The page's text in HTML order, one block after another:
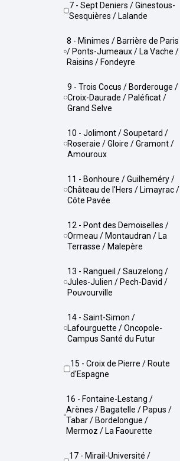
7 - Sept Deniers / Ginestous-
Sesquières / Lalande
8 - Minimes / Barrière de Paris
/ Ponts-Jumeaux / La Vache /
Raisins / Fondeyre
9 - Trois Cocus / Borderouge /
Croix-Daurade / Paléficat /
Grand Selve
10 - Jolimont / Soupetard /
Roseraie / Gloire / Gramont /
Amouroux
11 - Bonhoure / Guilheméry /
Château de l'Hers / Limayrac /
Côte Pavée
12 - Pont des Demoiselles /
Ormeau / Montaudran / La
Terrasse / Malepère
13 - Rangueil / Sauzelong /
Jules-Julien / Pech-David /
Pouvourville
14 - Saint-Simon /
Lafourguette / Oncopole-
Campus Santé du Futur
15 - Croix de Pierre / Route
d'Espagne
16 - Fontaine-Lestang /
Arènes / Bagatelle / Papus /
Tabar / Bordelongue /
Mermoz / La Faourette
17 - Mirail-Université /